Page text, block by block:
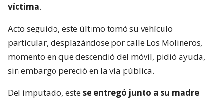
víctima.
Acto seguido, este último tomó su vehículo
particular, desplazándose por calle Los Molineros,
momento en que descendió del móvil, pidió ayuda,
sin embargo pereció en la vía pública.
Del imputado, estese entregó junto a su madre